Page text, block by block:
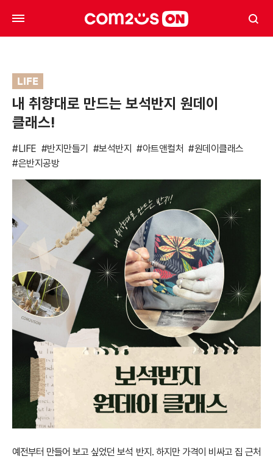
LIFE
내 취향대로 만드는 보석반지 원데이
클래스!
#LIFE #반지만들기 #보석반지 #아트앤컬처 #원데이클래스
#은반지공방
예전부터 만들어 보고 싶었던 보석 반지. 하지만 가격이 비싸고 집 근처